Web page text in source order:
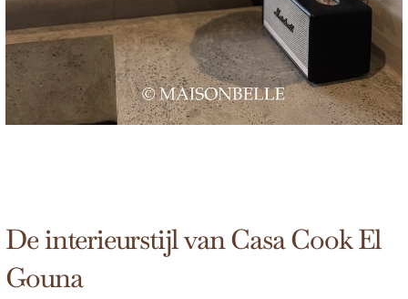
De interieurstijl van Casa Cook El
Gouna